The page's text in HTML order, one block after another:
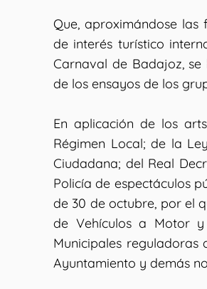
Que, aproximándose
de interés turístico
Carnaval de Badajoz,
de los ensayos de los
En aplicación de los
Régimen Local; de la
Ciudadana; del Real
Policía de espectáculos
de 30 de octubre, por el
de Vehículos a Motor
Municipales
Ayuntamiento y demás